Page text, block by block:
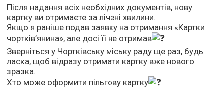
Після надання всіх необхідних документів, нову
картку ви отримаєте за лічені хвилини.
Якщо я раніше подав заявку на отримання «Картки
чортків’янина», але досі її не отримав
Зверніться у Чортківську міську раду ще раз, будь
ласка, щоб відразу отримати картку вже нового
зразка.
Хто може оформити пільгову картку